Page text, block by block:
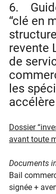
6.
“clé en
revente
de
les
Dossier
avant toute
Documents
Bail
signée +